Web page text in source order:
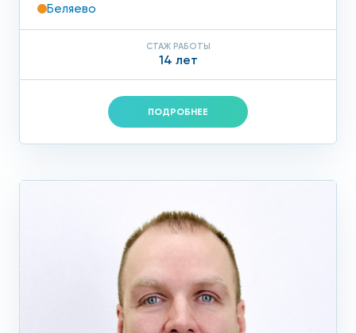
Беляево
СТАЖ РАБОТЫ
14 лет
ПОДРОБНЕЕ